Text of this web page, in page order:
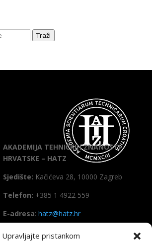
Upravljajte pristankom
Traži
AKADEMIJA TEHNIČKIH ZNANOSTI
HRVATSKE – HATZ
Sjedište: Kačićeva 28, 10000 Zagreb
Telefon: +385 1 4922 559
E-adresa: hatz@hatz.hr
OIB: 89465386965